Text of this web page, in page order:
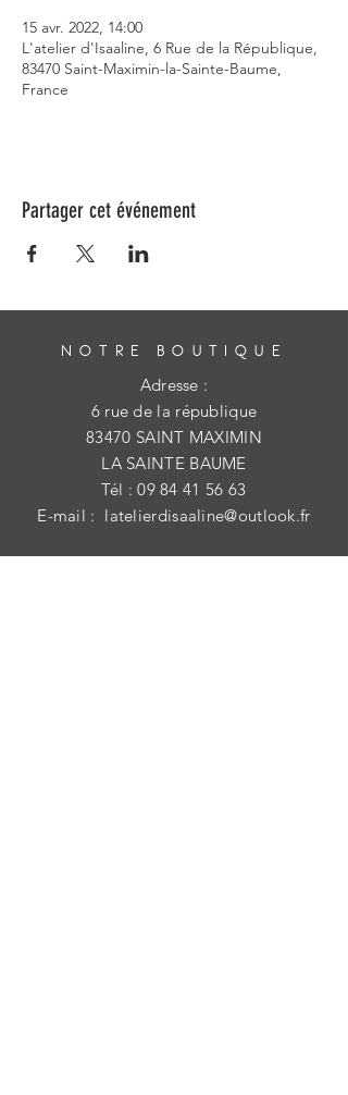
15 avr. 2022, 14:00
L'atelier d'Isaaline, 6 Rue de la République,
83470 Saint-Maximin-la-Sainte-Baume,
France
Partager cet événement
NOTRE BOUTIQUE
Adresse :
6 rue de la république
83470 SAINT MAXIMIN
LA SAINTE BAUME
Tél :09 84 41 56 63
E-mail : latelierdisaaline@outlook.fr